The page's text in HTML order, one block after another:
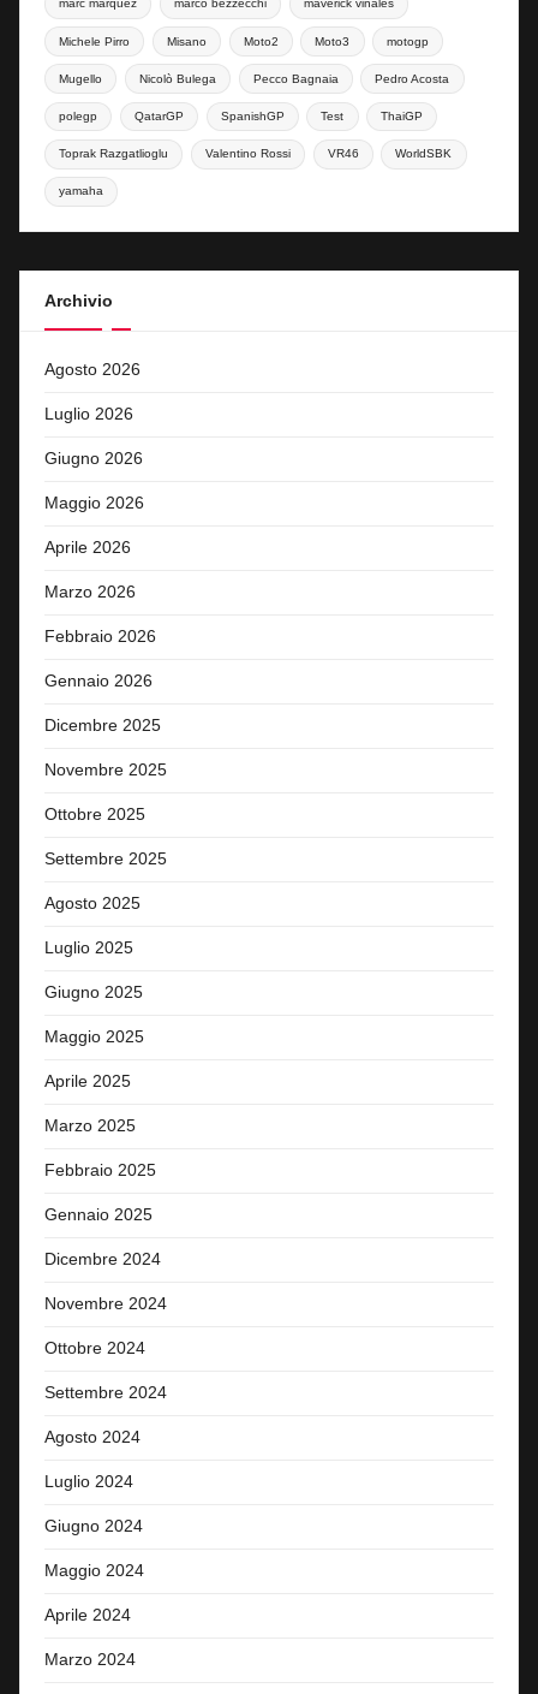
marc marquez marco bezzecchi maverick vinales
Michele Pirro Misano Moto2 Moto3 motogp
Mugello Nicolò Bulega Pecco Bagnaia Pedro Acosta
polegp QatarGP SpanishGP Test ThaiGP
Toprak Razgatlioglu Valentino Rossi VR46 WorldSBK
yamaha
Archivio
Agosto 2026
Luglio 2026
Giugno 2026
Maggio 2026
Aprile 2026
Marzo 2026
Febbraio 2026
Gennaio 2026
Dicembre 2025
Novembre 2025
Ottobre 2025
Settembre 2025
Agosto 2025
Luglio 2025
Giugno 2025
Maggio 2025
Aprile 2025
Marzo 2025
Febbraio 2025
Gennaio 2025
Dicembre 2024
Novembre 2024
Ottobre 2024
Settembre 2024
Agosto 2024
Luglio 2024
Giugno 2024
Maggio 2024
Aprile 2024
Marzo 2024